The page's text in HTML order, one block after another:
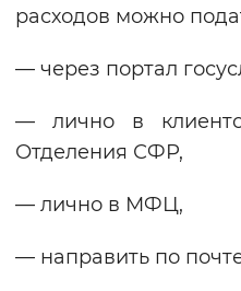
расходов можно
— через портал
— лично в
Отделения СФР,
— лично в МФЦ,
— направить по